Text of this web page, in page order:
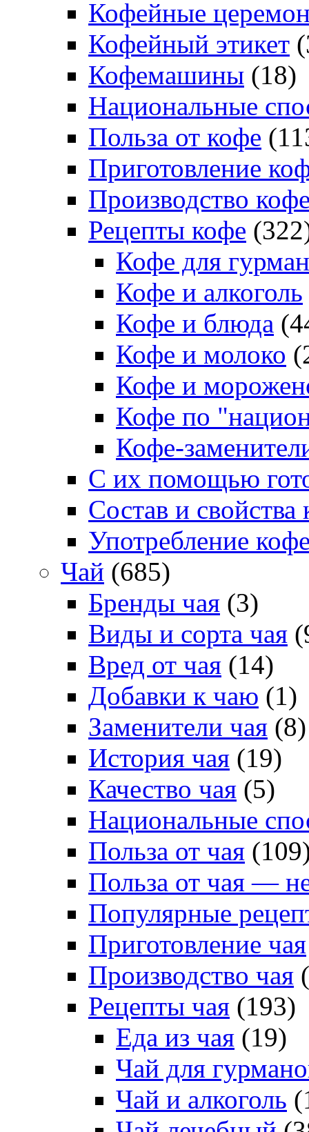
Кофейные
Кофейный этикет
Кофемашины (18)
Национальные
Польза от кофе
Приготовление
Производство
Рецепты кофе
Кофе для
Кофе и алкоголь
Кофе и блюда
Кофе и молоко
Кофе и
Кофе по
Кофе-
С их помощью
Состав и свойства
Употребление
Чай (685)
Бренды чая (3)
Виды и сорта чая
Вред от чая (14)
Добавки к чаю (1)
Заменители чая (8)
История чая (19)
Качество чая (5)
Национальные
Польза от чая
Польза от чая —
Популярные
Приготовление чая
Производство чая
Рецепты чая (193)
Еда из чая (19)
Чай для
Чай и алкоголь